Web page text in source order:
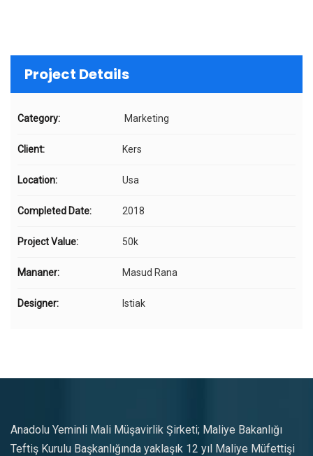
Project Details
Category: Marketing
Client: Kers
Location: Usa
Completed Date: 2018
Project Value: 50k
Mananer: Masud Rana
Designer: Istiak
Anadolu Yeminli Mali Müşavirlik Şirketi; Maliye Bakanlığı
Teftiş Kurulu Başkanlığında yaklaşık 12 yıl Maliye Müfettişi